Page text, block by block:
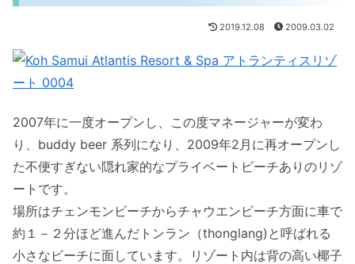
2019.12.08 2009.03.02
2007年に一度オープンし、この度マネージャーが変わ
り、buddy beer 系列になり、2009年2月に再オープンし
た不便すぎない隠れ家的なプライベートビーチありのリゾ
ートです。
場所はチェンモンビーチからチャウエンビーチ方面に車で
約１－２分ほど進んだトンラン（thonglang)と呼ばれる
小さなビーチに面しています。リゾート内は背の高い椰子